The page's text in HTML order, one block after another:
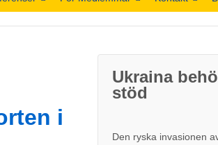
i
Ukraina
stöd
Den ryska invasionen